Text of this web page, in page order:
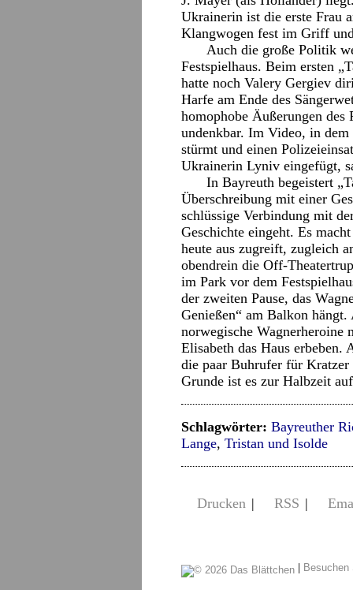
Ukrainerin ist die erste Frau
Klangwogen fest im Griff
Auch die große Politik
Festspielhaus. Beim ersten
hatte noch Valery Gergiev
Harfe am Ende des
homophobe Äußerungen des
undenkbar. Im Video, in
stürmt und einen
Ukrainerin Lyniv eingefügt,
In Bayreuth begeistert
Überschreibung mit einer
schlüssige Verbindung mit
Geschichte eingeht. Es
heute aus zugreift, zugleich
obendrein die Off-
im Park vor dem
der zweiten Pause, das
Genießen“ am Balkon
norwegische Wagnerheroine
Elisabeth das Haus erbeben.
die paar Buhrufer für
Grunde ist es zur Halbzeit
Schlagwörter: Bayreuther
Lange, Tristan und Isolde
Drucken | RSS |
|